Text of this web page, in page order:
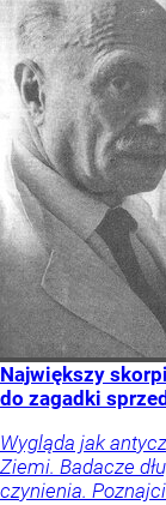
Największy
do zagadki
Wygląda jak
Ziemi. Badacze
czynienia.